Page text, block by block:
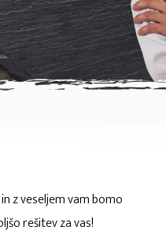
z veseljem vam bomo
rešitev za vas!